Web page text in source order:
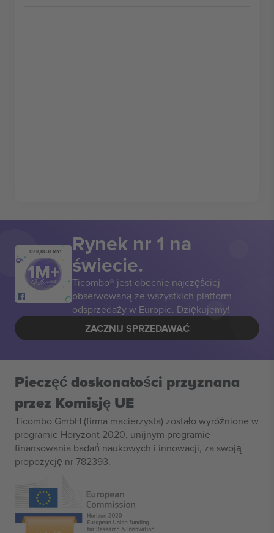
DZIĘKUJEMY! Rynek nr 1 na
świecie.
Ticombo® jest obecnie najczęściej
obserwowaną ze wszystkich platform
odsprzedaży w Europie. Dziękujemy!
ZACZNIJ SPRZEDAWAĆ
Pieczęć doskonałości przyznana
przez Komisję UE
Ticombo GmbH (firma macierzysta) zostało wyróżnione w
programie Horyzont 2020, unijnym programie
finansowania badań naukowych i innowacji, za swoją
propozycję nr 782393.